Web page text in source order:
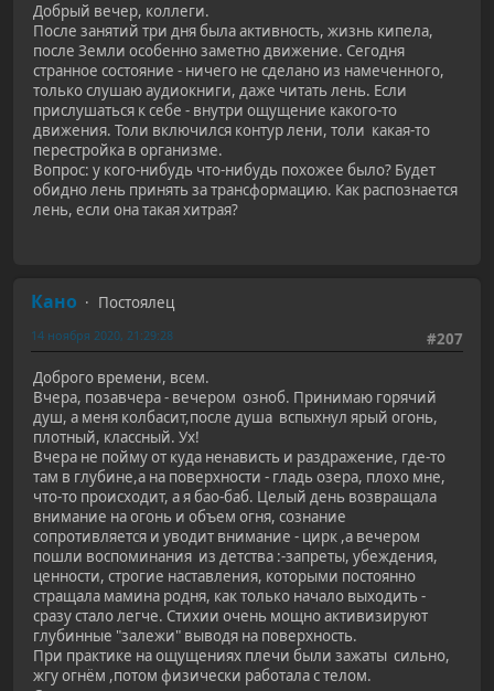
Добрый вечер, коллеги.
После занятий три дня была активность, жизнь кипела,
после Земли особенно заметно движение. Сегодня
странное состояние - ничего не сделано из намеченного,
только слушаю аудиокниги, даже читать лень. Если
прислушаться к себе - внутри ощущение какого-то
движения. Толи включился контур лени, толи какая-то
перестройка в организме.
Вопрос: у кого-нибудь что-нибудь похожее было? Будет
обидно лень принять за трансформацию. Как распознается
лень, если она такая хитрая?
Кано
Постоялец
#207
14 ноября 2020, 21:29:28
Доброго времени, всем.
Вчера, позавчера - вечером озноб. Принимаю горячий
душ, а меня колбасит,после душа вспыхнул ярый огонь,
плотный, классный. Ух!
Вчера не пойму от куда ненависть и раздражение, где-то
там в глубине,а на поверхности - гладь озера, плохо мне,
что-то происходит, а я бао-баб. Целый день возвращала
внимание на огонь и объем огня, сознание
сопротивляется и уводит внимание - цирк ,а вечером
пошли воспоминания из детства :-запреты, убеждения,
ценности, строгие наставления, которыми постоянно
стращала мамина родня, как только начало выходить -
сразу стало легче. Стихии очень мощно активизируют
глубинные "залежи" выводя на поверхность.
При практике на ощущениях плечи были зажаты сильно,
жгу огнём ,потом физически работала с телом.